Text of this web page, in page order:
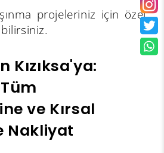
projeleriniz için özel
Kızıksa'ya:
ve Kırsal
Nakliyat